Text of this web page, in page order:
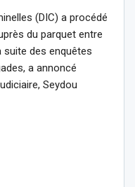
(DIC) a procédé
du parquet entre
suite des enquêtes
a annoncé
Seydou